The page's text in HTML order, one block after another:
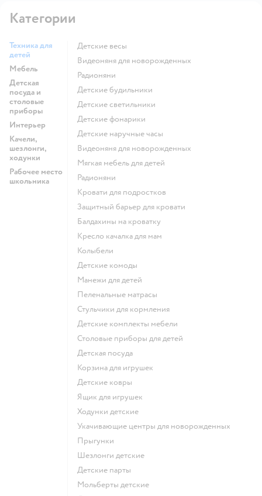
Категории
Техника для
детей
Мебель
Детская
посуда и
столовые
приборы
Интерьер
Качели,
шезлонги,
ходунки
Рабочее место
школьника
Детские весы
Видеоняня для новорожденных
Радионяни
Детские будильники
Детские светильники
Детские фонарики
Детские наручные часы
Видеоняня для новорожденных
Мягкая мебель для детей
Радионяни
Кровати для подростков
Защитный барьер для кровати
Балдахины на кроватку
Кресло качалка для мам
Колыбели
Детские комоды
Манежи для детей
Пеленальные матрасы
Стульчики для кормления
Детские комплекты мебели
Столовые приборы для детей
Детская посуда
Корзина для игрушек
Детские ковры
Ящик для игрушек
Ходунки детские
Укачивающие центры для новорожденных
Прыгунки
Шезлонги детские
Детские парты
Мольберты детские